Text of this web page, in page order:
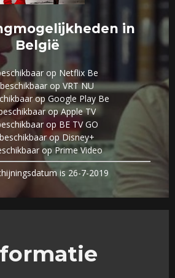
in
België
op Netflix Be
op VRT NU
op Google Play Be
op Apple TV
op BE TV GO
op Disney+
op Prime Video
is 26-7-2019